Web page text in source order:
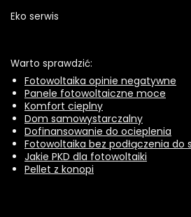
Eko serwis
Warto sprawdzić:
Fotowoltaika opinie negatywne
Panele fotowoltaiczne moce
Komfort cieplny
Dom samowystarczalny
Dofinansowanie do ocieplenia
Fotowoltaika bez podłączenia do
Jakie PKD dla fotowoltaiki
Pellet z konopi